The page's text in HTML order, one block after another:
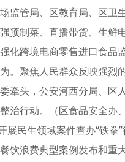
监管局、区教育局、区
预制菜、直播带货、生
化跨境电商零售进口食
。聚焦人民群众反映强
牵头，公安河西分局、
治行动。（区食品安全
展民生领域案件查办“铁
饮浪费典型案例发布和重